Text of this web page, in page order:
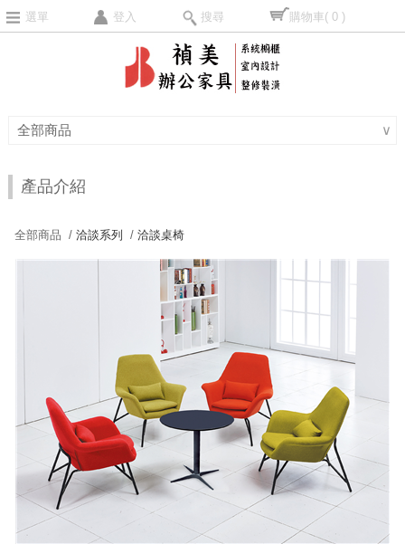
選單 登入 搜尋 購物車( 0 )
全部商品 ∨
產品介紹
全部商品 /洽談系列 /洽談桌椅